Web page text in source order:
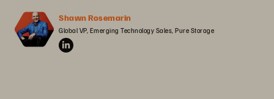
Shawn Rosemarin
Global VP, Emerging Technology Sales, Pure Storage